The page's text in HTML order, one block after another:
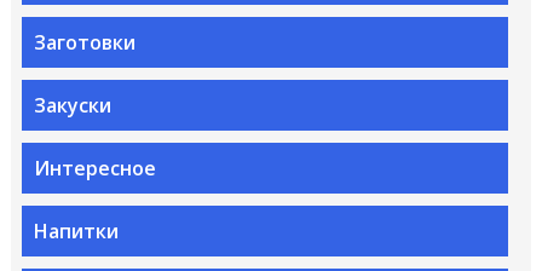
Заготовки
Закуски
Интересное
Напитки